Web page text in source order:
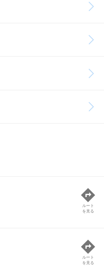
ルート
を見る
ルート
を見る